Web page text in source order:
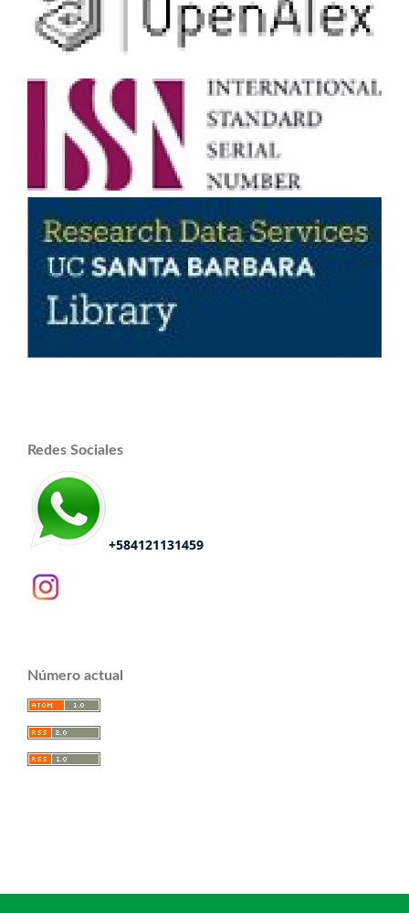
Redes Sociales
+584121131459
Número actual